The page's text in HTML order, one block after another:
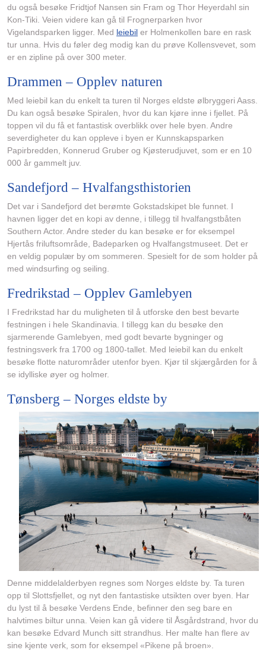
du også besøke Fridtjof Nansen sin Fram og Thor Heyerdahl sin
Kon-Tiki. Veien videre kan gå til Frognerparken hvor
Vigelandsparken ligger. Med leiebil er Holmenkollen bare en rask
tur unna. Hvis du føler deg modig kan du prøve Kollensvevet, som
er en zipline på over 300 meter.
Drammen – Opplev naturen
Med leiebil kan du enkelt ta turen til Norges eldste ølbryggeri Aass.
Du kan også besøke Spiralen, hvor du kan kjøre inne i fjellet. På
toppen vil du få et fantastisk overblikk over hele byen. Andre
severdigheter du kan oppleve i byen er Kunnskapsparken
Papirbredden, Konnerud Gruber og Kjøsterudjuvet, som er en 10
000 år gammelt juv.
Sandefjord – Hvalfangsthistorien
Det var i Sandefjord det berømte Gokstadskipet ble funnet. I
havnen ligger det en kopi av denne, i tillegg til hvalfangstbåten
Southern Actor. Andre steder du kan besøke er for eksempel
Hjertås friluftsområde, Badeparken og Hvalfangstmuseet. Det er
en veldig populær by om sommeren. Spesielt for de som holder på
med windsurfing og seiling.
Fredrikstad – Opplev Gamlebyen
I Fredrikstad har du muligheten til å utforske den best bevarte
festningen i hele Skandinavia. I tillegg kan du besøke den
sjarmerende Gamlebyen, med godt bevarte bygninger og
festningsverk fra 1700 og 1800-tallet. Med leiebil kan du enkelt
besøke flotte naturområder utenfor byen. Kjør til skjærgården for å
se idylliske øyer og holmer.
Tønsberg – Norges eldste by
Denne middelalderbyen regnes som Norges eldste by. Ta turen
opp til Slottsfjellet, og nyt den fantastiske utsikten over byen. Har
du lyst til å besøke Verdens Ende, befinner den seg bare en
halvtimes biltur unna. Veien kan gå videre til Åsgårdstrand, hvor du
kan besøke Edvard Munch sitt strandhus. Her malte han flere av
sine kjente verk, som for eksempel «Pikene på broen».